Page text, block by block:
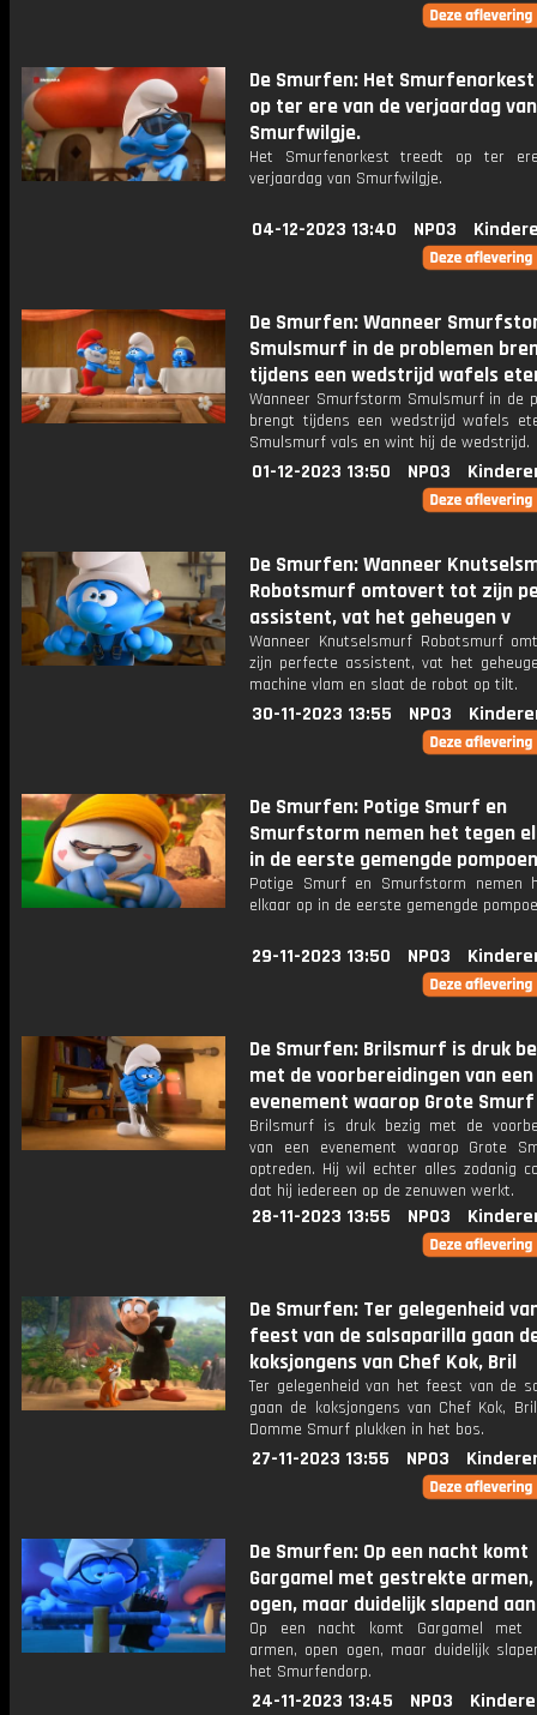
De Smurfen: Het
op ter ere van de verjaardag van
Smurfwilgje.
Het Smurfenorkest treedt op ter
verjaardag van Smurfwilgje.
04-12-2023 13:40 NPO3
De Smurfen: Wanneer
Smulsmurf in de problemen
tijdens een wedstrijd wafels
Wanneer Smurfstorm Smulsmurf in de
brengt tijdens een wedstrijd wafels
Smulsmurf vals en wint hij de wedstrijd.
01-12-2023 13:50 NPO3
De Smurfen: Wanneer
Robotsmurf omtovert tot zijn
assistent, vat het geheugen v
Wanneer Knutselsmurf Robotsmurf
zijn perfecte assistent, vat het
machine vlam en slaat de robot op tilt.
30-11-2023 13:55 NPO3
De Smurfen: Potige Smurf en
Smurfstorm nemen het tegen
in de eerste gemengde
Potige Smurf en Smurfstorm nemen
elkaar op in de eerste gemengde
29-11-2023 13:50 NPO3
De Smurfen: Brilsmurf is druk
met de voorbereidingen van een
evenement waarop Grote
Brilsmurf is druk bezig met de
van een evenement waarop Grote
optreden. Hij wil echter alles zodanig
dat hij iedereen op de zenuwen werkt.
28-11-2023 13:55 NPO3
De Smurfen: Ter gelegenheid
feest van de salsaparilla gaan
koksjongens van Chef Kok, Bril
Ter gelegenheid van het feest van de
gaan de koksjongens van Chef Kok,
Domme Smurf plukken in het bos.
27-11-2023 13:55 NPO3
De Smurfen: Op een nacht komt
Gargamel met gestrekte armen,
ogen, maar duidelijk slapend
Op een nacht komt Gargamel met
armen, open ogen, maar duidelijk
het Smurfendorp.
24-11-2023 13:45 NPO3